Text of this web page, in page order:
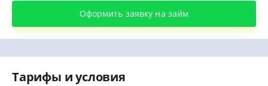
Оформить заявку на займ
Тарифы и условия